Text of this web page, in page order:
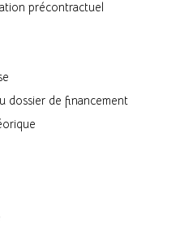
précontractuel
dossier de financement